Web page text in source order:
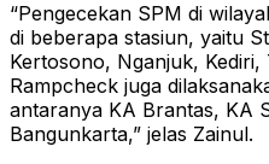
“Pengecekan SPM di
di beberapa stasiun, yaitu
Kertosono, Nganjuk,
Rampcheck juga
antaranya KA Brantas, KA
Bangunkarta,” jelas Zainul.